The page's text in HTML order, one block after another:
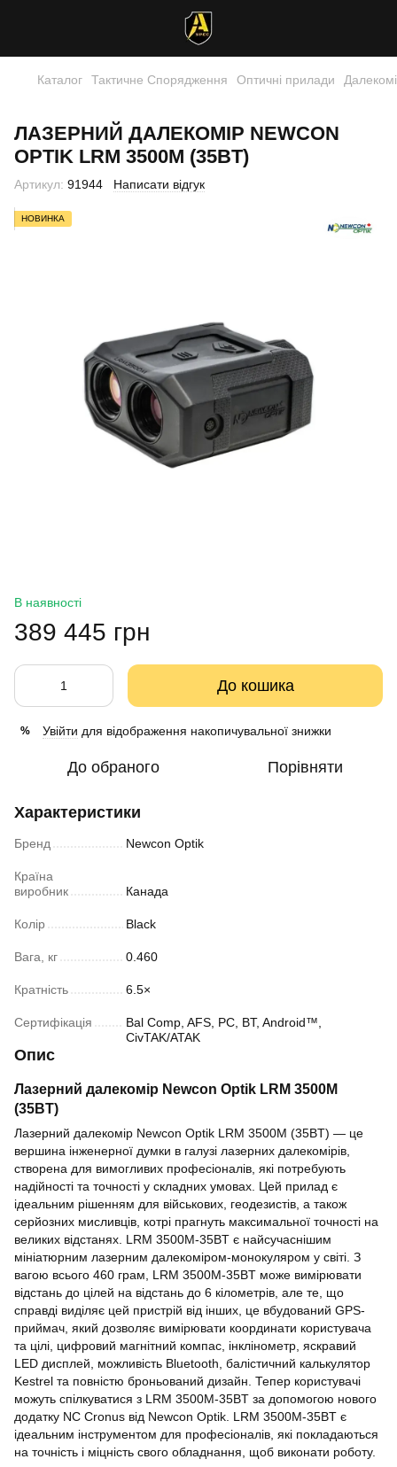
Каталог Тактичне Спорядження Оптичні прилади
ЛАЗЕРНИЙ ДАЛЕКОМІР NEWCON
OPTIK LRM 3500M (35BT)
Артикул: 91944 Написати відгук
НОВИНКА
В наявності
389 445 грн
До кошика
% Увійти для відображення накопичувальної знижки
До обраного Порівняти
Характеристики
Бренд Newcon Optik
Країна
виробник
Канада
Колір Black
Вага, кг 0.460
Кратність 6.5×
Сертифікація
Bal Comp, AFS, PC, BT, Android™,
CivTAK/ATAK
Опис
Лазерний далекомір Newcon Optik LRM 3500M
(35BT)
Лазерний далекомір Newcon Optik LRM 3500M (35BT) — це
вершина інженерної думки в галузі лазерних далекомірів,
створена для вимогливих професіоналів, які потребують
надійності та точності у складних умовах. Цей прилад є
ідеальним рішенням для військових, геодезистів, а також
серйозних мисливців, котрі прагнуть максимальної точності на
великих відстанях. LRM 3500M-35BT є найсучаснішим
мініатюрним лазерним далекоміром-монокуляром у світі. З
вагою всього 460 грам, LRM 3500M-35BT може вимірювати
відстань до цілей на відстань до 6 кілометрів, але те, що
справді виділяє цей пристрій від інших, це вбудований GPS-
приймач, який дозволяє вимірювати координати користувача
та цілі, цифровий магнітний компас, інклінометр, яскравий
LED дисплей, можливість Bluetooth, балістичний калькулятор
Kestrel та повністю броньований дизайн. Тепер користувачі
можуть спілкуватися з LRM 3500M-35BT за допомогою нового
додатку NC Cronus від Newcon Optik. LRM 3500M-35BT є
ідеальним інструментом для професіоналів, які покладаються
на точність і міцність свого обладнання, щоб виконати роботу.